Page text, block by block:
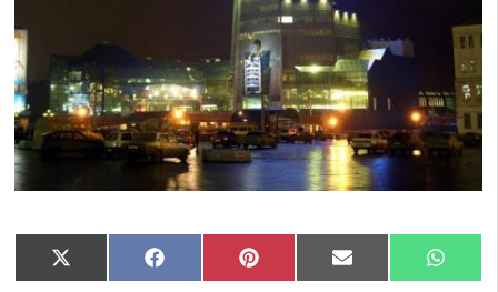
Compartir
en
X
(Twitter)
Compartir
en
Facebook Compartir
en
Pinterest Compartir
en
Email
en